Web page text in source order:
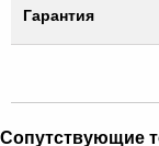
Гарантия
Сопутствующие